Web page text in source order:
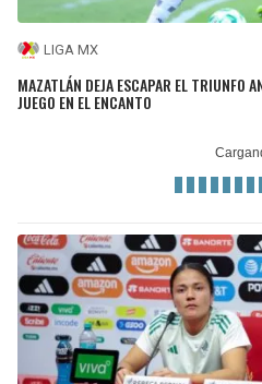
LIGA MX
MAZATLÁN DEJA ESCAPAR EL TRIUNFO
JUEGO EN EL ENCANTO